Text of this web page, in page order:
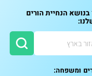
הנחיית הורים
ומשפחה: